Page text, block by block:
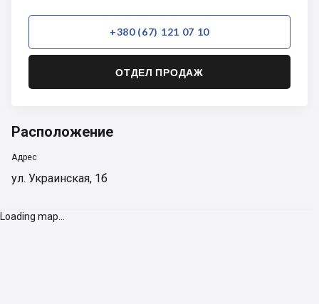
+380 (67) 121 07 10
ОТДЕЛ ПРОДАЖ
Расположение
Адрес
ул. Украинская, 1б
Loading map...